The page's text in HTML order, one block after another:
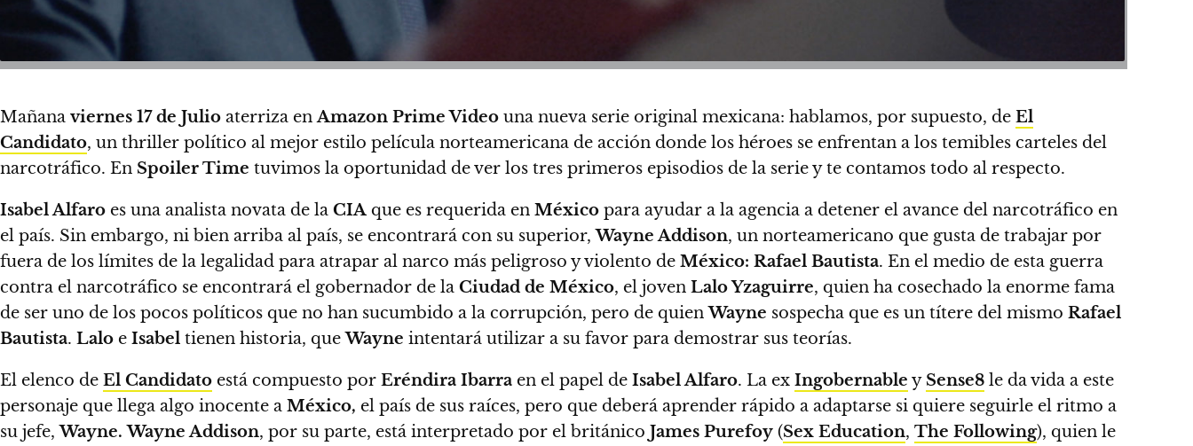
Mañana viernes 17 de Julio aterriza enAmazon Prime Video una nueva serie original mexicana: hablamos, por supuesto, de El
Candidato, un thriller político al mejor estilo película norteamericana de acción donde los héroes se enfrentan a los temibles carteles del
narcotráfico. En Spoiler Time tuvimos la oportunidad de ver los tres primeros episodios de la serie yte contamos todo al respecto.
Isabel Alfaro es una analista novata de la CIA que es requerida en México para ayudar a la agencia a detener el avance del narcotráfico en
el país. Sin embargo, ni bien arriba al país, se encontrará con su superior,Wayne Addison, un norteamericano que gusta de trabajar por
fuera de los límites de la legalidad para atrapar al narco más peligroso y violento de México: Rafael Bautista. En el medio de esta guerra
contra el narcotráfico se encontrará el gobernador de la Ciudad de México, el joven Lalo Yzaguirre, quien ha cosechado la enorme fama
de ser uno de los pocos políticos que no han sucumbido a la corrupción, pero de quienWayne sospecha que es un títere del mismo Rafael
Bautista. Lalo e Isabel tienen historia, queWayne intentará utilizar a su favor para demostrar sus teorías.
El elenco de El Candidato está compuesto por Eréndira Ibarra en el papel de Isabel Alfaro. La ex Ingobernable y Sense8 le da vida a este
personaje que llega algo inocente a México, el país de sus raíces, pero que deberá aprender rápido a adaptarse si quiere seguirle el ritmo a
su jefe,Wayne. Wayne Addison, por su parte, está interpretado por el británico James Purefoy (Sex Education, The Following), quien le